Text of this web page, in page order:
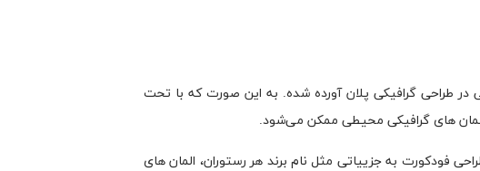
در طراحی گرافیکی پلان آورده شده. به این صورت که با تحت
المان های گرافیکی محیطی ممکن می‌شود.
فودکورت به جزییاتی مثل نام برند هر رستوران، المان های